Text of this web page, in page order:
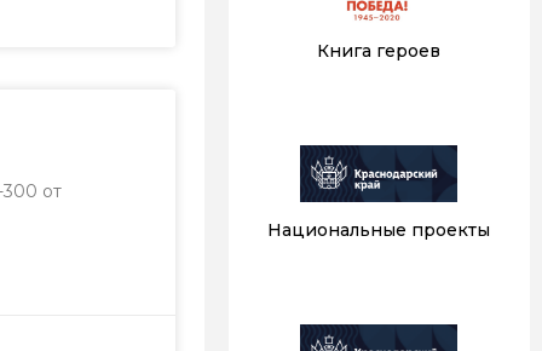
от
Книга героев
Национальные проекты